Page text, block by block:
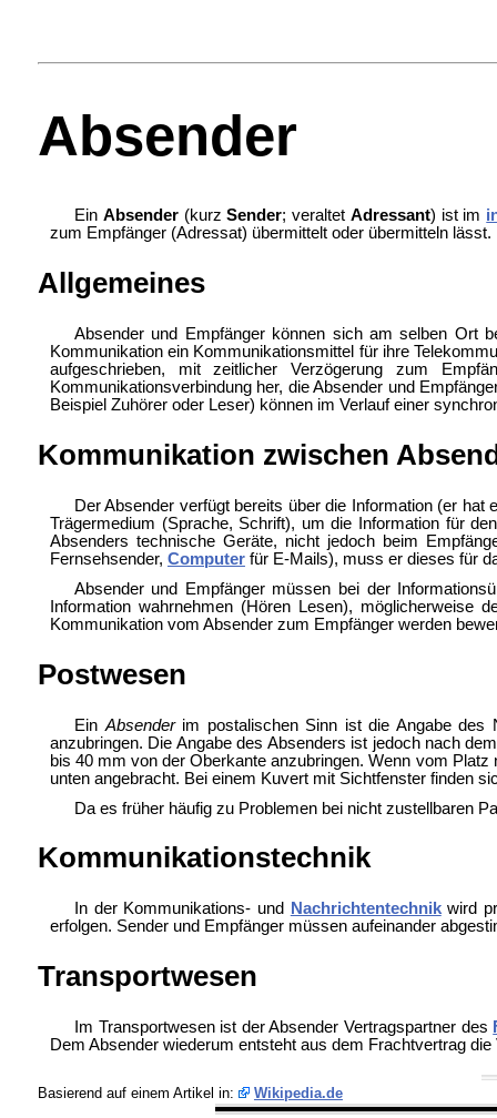
Absender
Ein Absender(kurzSender; veraltet Adressant) ist im
zum Empfänger (Adressat) übermittelt oder übermitteln lässt.
Allgemeines
Absender und Empfänger können sich am selben Ort
Kommunikation ein Kommunikationsmittel für ihre
aufgeschrieben, mit zeitlicher Verzögerung zum
Kommunikationsverbindung her, die Absender und
Beispiel Zuhörer oder Leser) können im Verlauf einer
Kommunikation zwischen
Der Absender verfügt bereits über die Information (er hat
Trägermedium (Sprache, Schrift), um die Information für
Absenders technische Geräte, nicht jedoch beim
Fernsehsender, Computerfür E-Mails), muss er dieses für
Absender und Empfänger müssen bei der
Information wahrnehmen (Hören Lesen), möglicherweise
Kommunikation vom Absender zum Empfänger werden
Postwesen
Ein Absenderim postalischen Sinn ist die Angabe des
anzubringen. Die Angabe des Absenders ist jedoch nach
bis 40 mm von der Oberkante anzubringen. Wenn vom
unten angebracht. Bei einem Kuvert mit Sichtfenster finden
Da es früher häufig zu Problemen bei nicht zustellbaren
Kommunikationstechnik
In der Kommunikations- und Nachrichtentechnikwird
erfolgen. Sender und Empfänger müssen aufeinander
Transportwesen
Im Transportwesen ist der Absender Vertragspartner des
Dem Absender wiederum entsteht aus dem Frachtvertrag
Basierend auf einem Artikel in: Wikipedia.de